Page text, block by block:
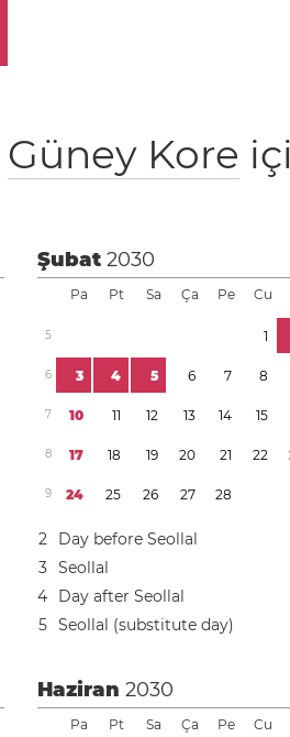
Güney Kore
Şubat2030
Pa Pt Sa Ça Pe Cu
5 1
6 3 4 5 6 7 8
7 10 11 12 13 14 15
8 17 18 19 20 21 22
9 24 25 26 27 28
2
Day before Seollal
3 Seollal
4
Day after Seollal
5 Seollal (substitute day)
Haziran2030
Pa Pt Sa Ça Pe Cu